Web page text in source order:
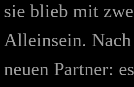
sie blieb mit
Alleinsein.
neuen Partner: